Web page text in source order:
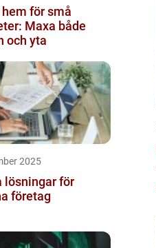
för små
Maxa både
och yta
2025
lösningar för
företag